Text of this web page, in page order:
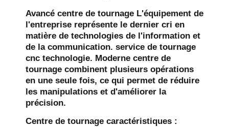
Avancé centre de tournage L'équipement de
l'entreprise représente le dernier cri en
matière de technologies de l'information et
de la communication. service de tournage
cnc technologie. Moderne centre de
tournage combinent plusieurs opérations
en une seule fois, ce qui permet de réduire
les manipulations et d'améliorer la
précision.
Centre de tournage caractéristiques :